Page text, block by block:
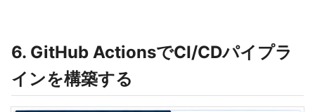
6. GitHub ActionsでCI/CDパイプラ
インを構築する